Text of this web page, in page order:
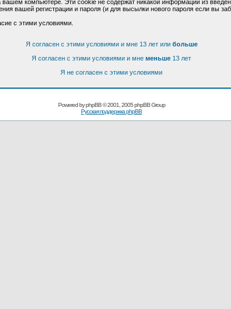
компьютере. Эти cookie не содержат никакой информации из
вашей регистрации и пароля (и для высылки нового пароля если вы
с этими условиями.
Я согласен с этими условиями и мне 13 лет или больше
Я согласен с этими условиями и мне меньше 13 лет
Я не согласен с этими условиями
Powered byphpBB© 2001, 2005 phpBB Group
Русская поддержка phpBB